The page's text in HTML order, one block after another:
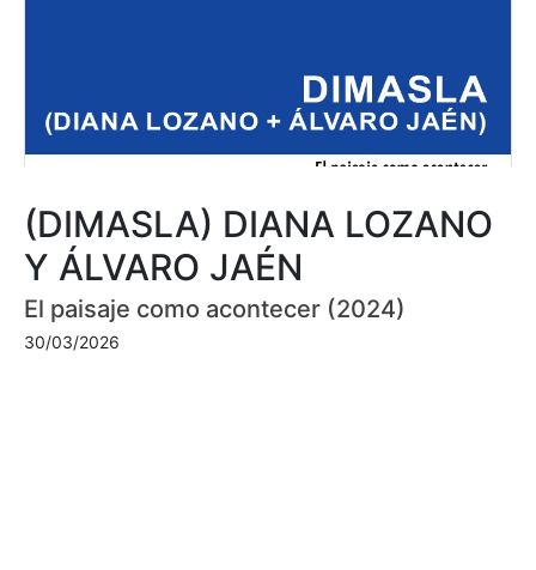
(DIMASLA) DIANA LOZANO
Y ÁLVARO JAÉN
El paisaje como acontecer (2024)
30/03/2026